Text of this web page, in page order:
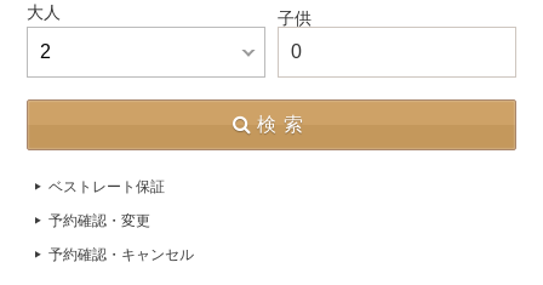
大人 子供
0
検索
ベストレート保証
予約確認・変更
予約確認・キャンセル